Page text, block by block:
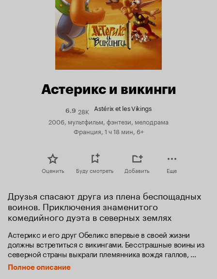
Астерикс и викинги
6.9Рейтинг
Кинопоиска
6.9
28K Astérix et les Vikings
2006, мультфильм, фэнтези, мелодрама
Франция, 1 ч 18 мин, 6+
Оценить Буду смотреть Добавить Еще
Друзья спасают друга из плена беспощадных
воинов. Приключения знаменитого
комедийного дуэта в северных землях
Астерикс и его друг Обеликс впервые в своей жизни
должны встретиться с викингами. Бесстрашные воины из
северной страны выкрали племянника вождя галлов,
юного Задиру. Миссия чрезвычайно опасна, так как
викинги слывут отчаянными и безжалостными воинами…
Полное описание